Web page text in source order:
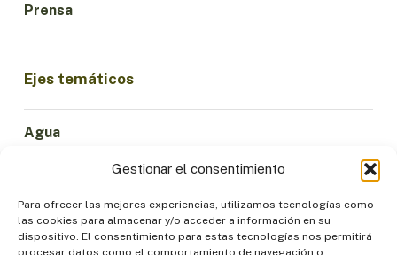
Gestionar el consentimiento
Para ofrecer las mejores experiencias, utilizamos tecnologías como
las cookies para almacenar y/o acceder a información en su
dispositivo. El consentimiento para estas tecnologías nos permitirá
procesar datos como el comportamiento de navegación o
Prensa
Ejes temáticos
Agua
Economía Sostenible
Bosques y Biodiversidad